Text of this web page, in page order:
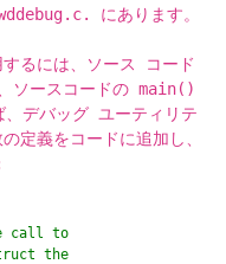
にあります。
るには、ソース コード
ソースコードの main()
デバッグ ユーティリテ
定義をコードに追加し、
call to
the